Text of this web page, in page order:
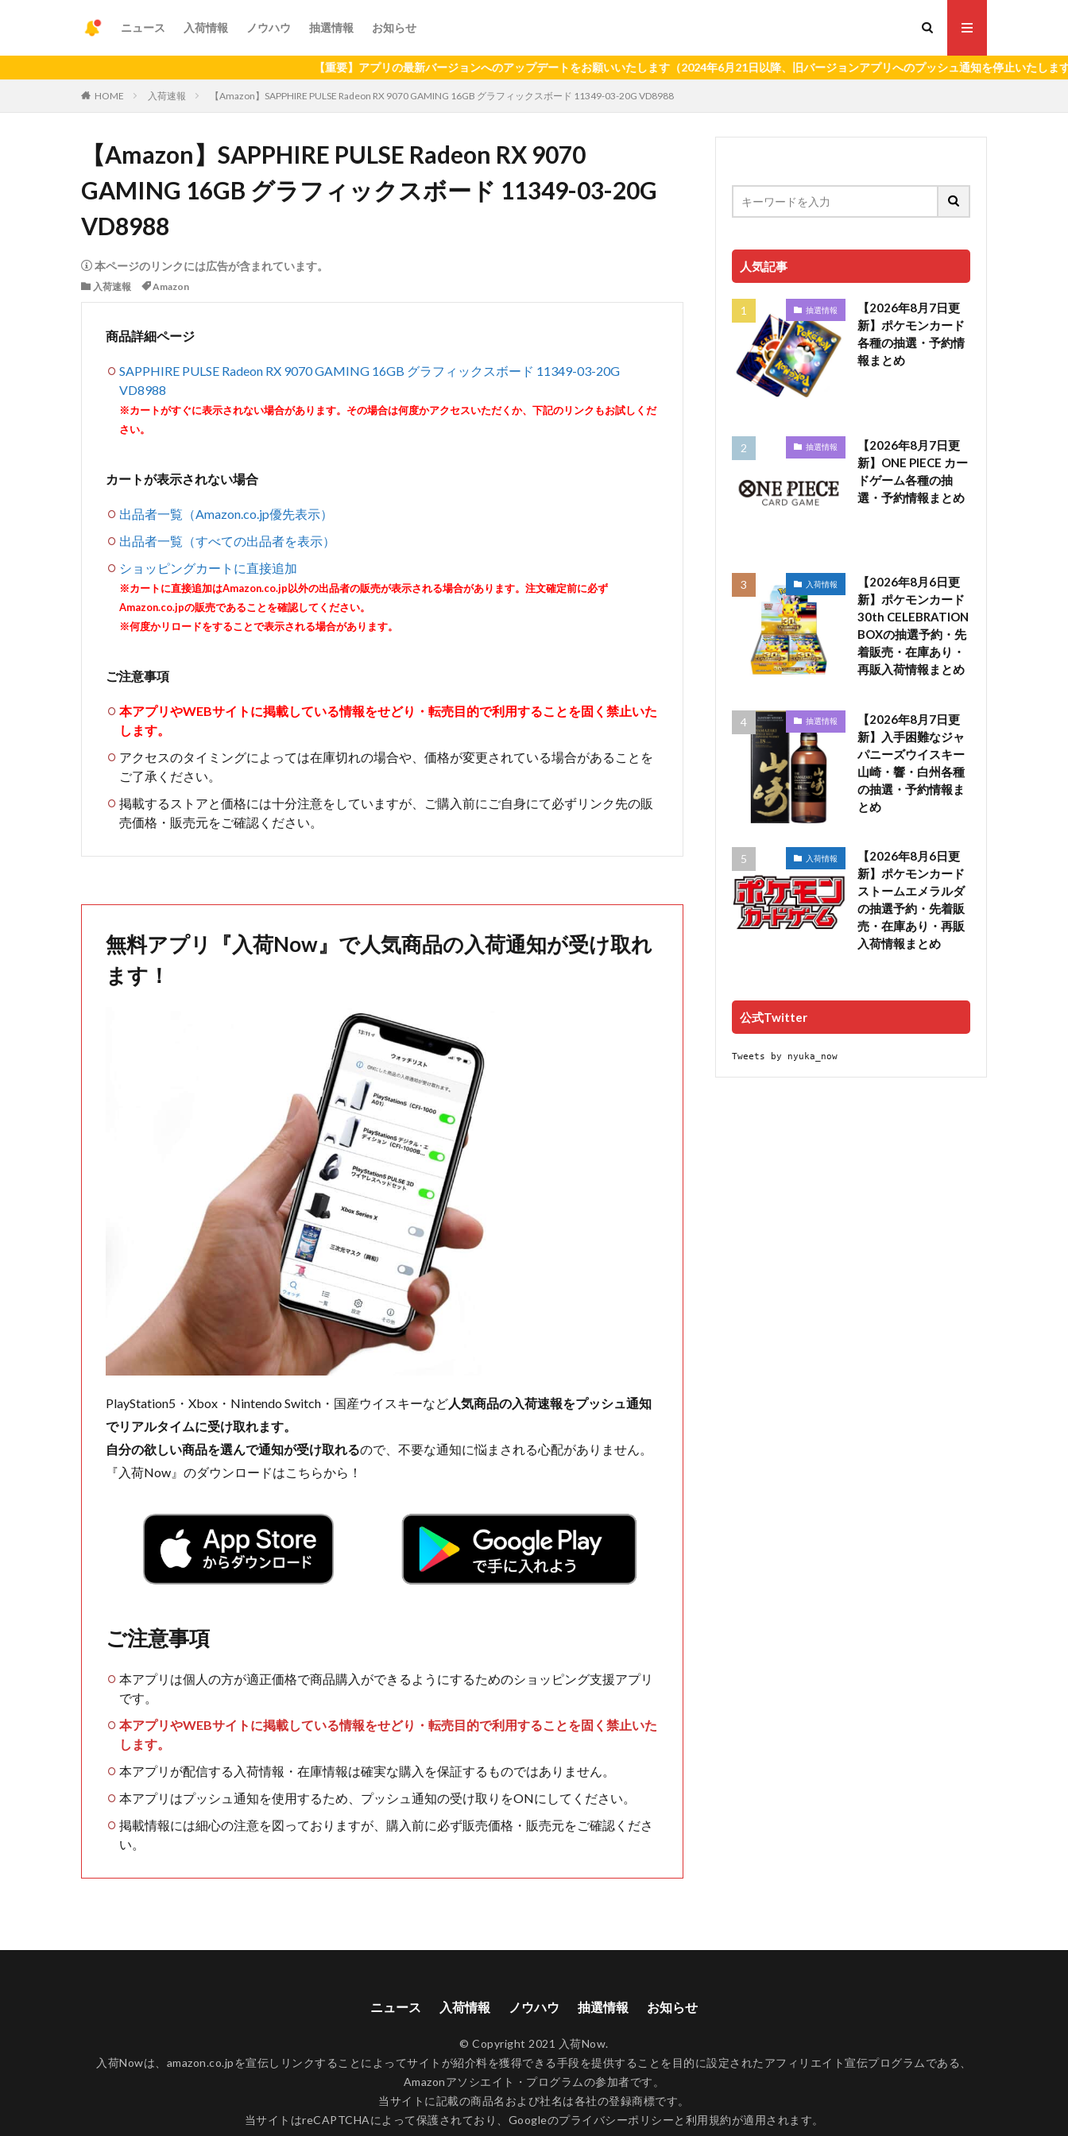
ニュース 入荷情報 ノウハウ 抽選情報 お知らせ
【重要】アプリの最新バージョンへのアップデートをお願いいたします（2024年6月21日以降、旧バージョンアプリへのプッシュ通知を停止いたします。）
HOME 入荷速報 【Amazon】SAPPHIRE PULSE Radeon RX 9070 GAMING 16GB グラフィックスボード 11349-03-20G VD8988
【Amazon】SAPPHIRE PULSE Radeon RX 9070
GAMING 16GB グラフィックスボード 11349-03-20G
VD8988
本ページのリンクには広告が含まれています。
入荷速報 Amazon
商品詳細ページ
SAPPHIRE PULSE Radeon RX 9070 GAMING 16GB グラフィックスボード 11349-03-20G
VD8988
※カートがすぐに表示されない場合があります。その場合は何度かアクセスいただくか、下記のリンクもお試しくだ
さい。
カートが表示されない場合
出品者一覧（Amazon.co.jp優先表示）
出品者一覧（すべての出品者を表示）
ショッピングカートに直接追加
※カートに直接追加はAmazon.co.jp以外の出品者の販売が表示される場合があります。注文確定前に必ず
Amazon.co.jpの販売であることを確認してください。
※何度かリロードをすることで表示される場合があります。
ご注意事項
本アプリやWEBサイトに掲載している情報をせどり・転売目的で利用することを固く禁止いた
します。
アクセスのタイミングによっては在庫切れの場合や、価格が変更されている場合があることを
ご了承ください。
掲載するストアと価格には十分注意をしていますが、ご購入前にご自身にて必ずリンク先の販
売価格・販売元をご確認ください。
無料アプリ『入荷Now』で人気商品の入荷通知が受け取れ
ます！
PlayStation5・Xbox・Nintendo Switch・国産ウイスキーなど人気商品の入荷速報をプッシュ通知
でリアルタイムに受け取れます。
自分の欲しい商品を選んで通知が受け取れるので、不要な通知に悩まされる心配がありません。
『入荷Now』のダウンロードはこちらから！
ご注意事項
本アプリは個人の方が適正価格で商品購入ができるようにするためのショッピング支援アプリ
です。
本アプリやWEBサイトに掲載している情報をせどり・転売目的で利用することを固く禁止いた
します。
本アプリが配信する入荷情報・在庫情報は確実な購入を保証するものではありません。
本アプリはプッシュ通知を使用するため、プッシュ通知の受け取りをONにしてください。
掲載情報には細心の注意を図っておりますが、購入前に必ず販売価格・販売元をご確認くださ
い。
人気記事
抽選情報
【2026年8月7日更
新】ポケモンカード
各種の抽選・予約情
報まとめ
抽選情報
【2026年8月7日更
新】ONE PIECE カー
ドゲーム各種の抽
選・予約情報まとめ
入荷情報
【2026年8月6日更
新】ポケモンカード
30th CELEBRATION
BOXの抽選予約・先
着販売・在庫あり・
再販入荷情報まとめ
抽選情報
【2026年8月7日更
新】入手困難なジャ
パニーズウイスキー
山崎・響・白州各種
の抽選・予約情報ま
とめ
入荷情報
【2026年8月6日更
新】ポケモンカード
ストームエメラルダ
の抽選予約・先着販
売・在庫あり・再販
入荷情報まとめ
公式Twitter
Tweets by nyuka_now
ニュース 入荷情報 ノウハウ 抽選情報 お知らせ
© Copyright 2021 入荷Now.
入荷Nowは、amazon.co.jpを宣伝しリンクすることによってサイトが紹介料を獲得できる手段を提供することを目的に設定されたアフィリエイト宣伝プログラムである、
Amazonアソシエイト・プログラムの参加者です。
当サイトに記載の商品名および社名は各社の登録商標です。
当サイトはreCAPTCHAによって保護されており、Googleのプライバシーポリシーと 利用規約が適用されます。